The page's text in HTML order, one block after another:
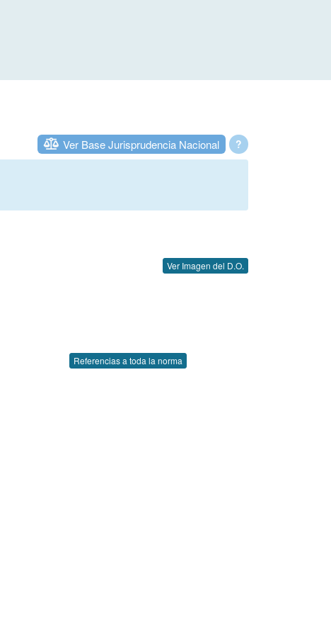
?
Ver Base Jurisprudencia Nacional
Ver Imagen del D.O.
Referencias a toda la norma